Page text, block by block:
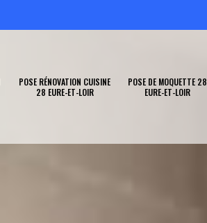
POSE RÉNOVATION CUISINE
28 EURE-ET-LOIR
POSE DE MOQUETTE 28
EURE-ET-LOIR